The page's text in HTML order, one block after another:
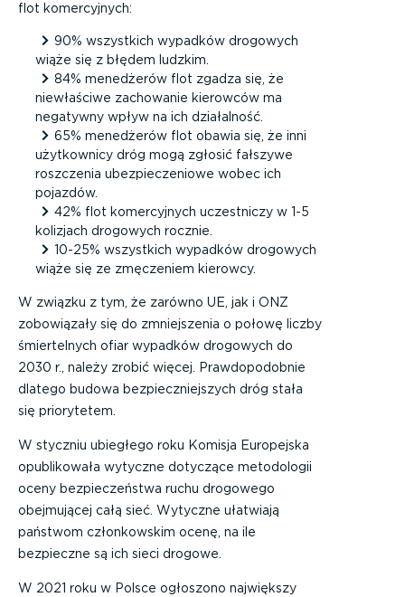
flot komercyjnych:
90% wszystkich wypadków drogowych
wiąże się z błędem ludzkim.
84% menedżerów flot zgadza się, że
niewłaściwe zachowanie kierowców ma
negatywny wpływ na ich działalność.
65% menedżerów flot obawia się, że inni
użytkownicy dróg mogą zgłosić fałszywe
roszczenia ubezpieczeniowe wobec ich
pojazdów.
42% flot komercyjnych uczestniczy w 1-5
kolizjach drogowych rocznie.
10-25% wszystkich wypadków drogowych
wiąże się ze zmęczeniem kierowcy.
W związku z tym, że zarówno UE, jak i ONZ
zobowiązały się do zmniejszenia o połowę liczby
śmiertelnych ofiar wypadków drogowych do
2030 r., należy zrobić więcej. Prawdopodobnie
dlatego budowa bezpieczniejszych dróg stała
się priorytetem.
W styczniu ubiegłego roku Komisja Europejska
opublikowała wytyczne dotyczące metodologii
oceny bezpieczeństwa ruchu drogowego
obejmującej całą sieć. Wytyczne ułatwiają
państwom członkowskim ocenę, na ile
bezpieczne są ich sieci drogowe.
W 2021 roku w Polsce ogłoszono największy